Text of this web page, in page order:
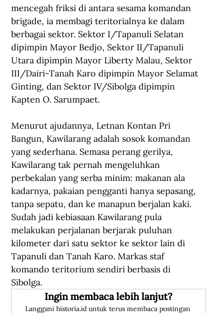
mencegah friksi di antara sesama komandan
brigade, ia membagi teritorialnya ke dalam
berbagai sektor. Sektor I/Tapanuli Selatan
dipimpin Mayor Bedjo, Sektor II/Tapanuli
Utara dipimpin Mayor Liberty Malau, Sektor
III/Dairi-Tanah Karo dipimpin Mayor Selamat
Ginting, dan Sektor IV/Sibolga dipimpin
Kapten O. Sarumpaet.
Menurut ajudannya, Letnan Kontan Pri
Bangun, Kawilarang adalah sosok komandan
yang sederhana. Semasa perang gerilya,
Kawilarang tak pernah mengeluhkan
perbekalan yang serba minim: makanan ala
kadarnya, pakaian pengganti hanya sepasang,
tanpa sepatu, dan ke manapun berjalan kaki.
Sudah jadi kebiasaan Kawilarang pula
melakukan perjalanan berjarak puluhan
kilometer dari satu sektor ke sektor lain di
Tapanuli dan Tanah Karo. Markas staf
komando teritorium sendiri berbasis di
Sibolga.
Ingin membaca lebih lanjut?
Langgani historia.id untuk terus membaca postingan